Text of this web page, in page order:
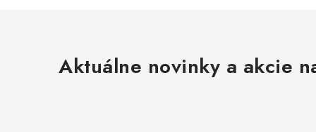
Aktuálne novinky a akcie